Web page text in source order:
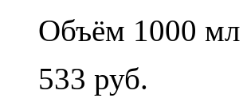
Объём 1000 мл
533 руб.